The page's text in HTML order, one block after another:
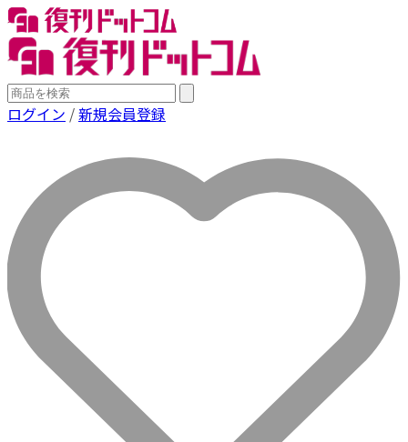
ログイン /新規会員登録